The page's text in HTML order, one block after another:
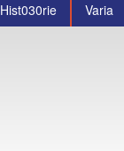
Hist030rie Varia